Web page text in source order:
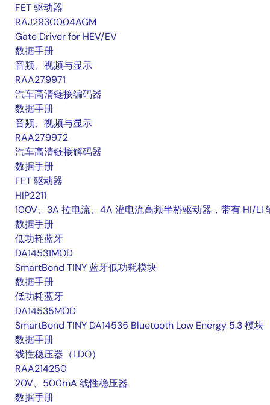
FET 驱动器
RAJ2930004AGM
Gate Driver for HEV/EV
数据手册
音频、视频与显示
RAA279971
汽车高清链接编码器
数据手册
音频、视频与显示
RAA279972
汽车高清链接解码器
数据手册
FET 驱动器
HIP2211
100V、3A 拉电流、4A 灌电流高频半桥驱动器，带有 HI/LI
数据手册
低功耗蓝牙
DA14531MOD
SmartBond TINY 蓝牙低功耗模块
数据手册
低功耗蓝牙
DA14535MOD
SmartBond TINY DA14535 Bluetooth Low Energy 5.3 模块
数据手册
线性稳压器（LDO）
RAA214250
20V、500mA 线性稳压器
数据手册